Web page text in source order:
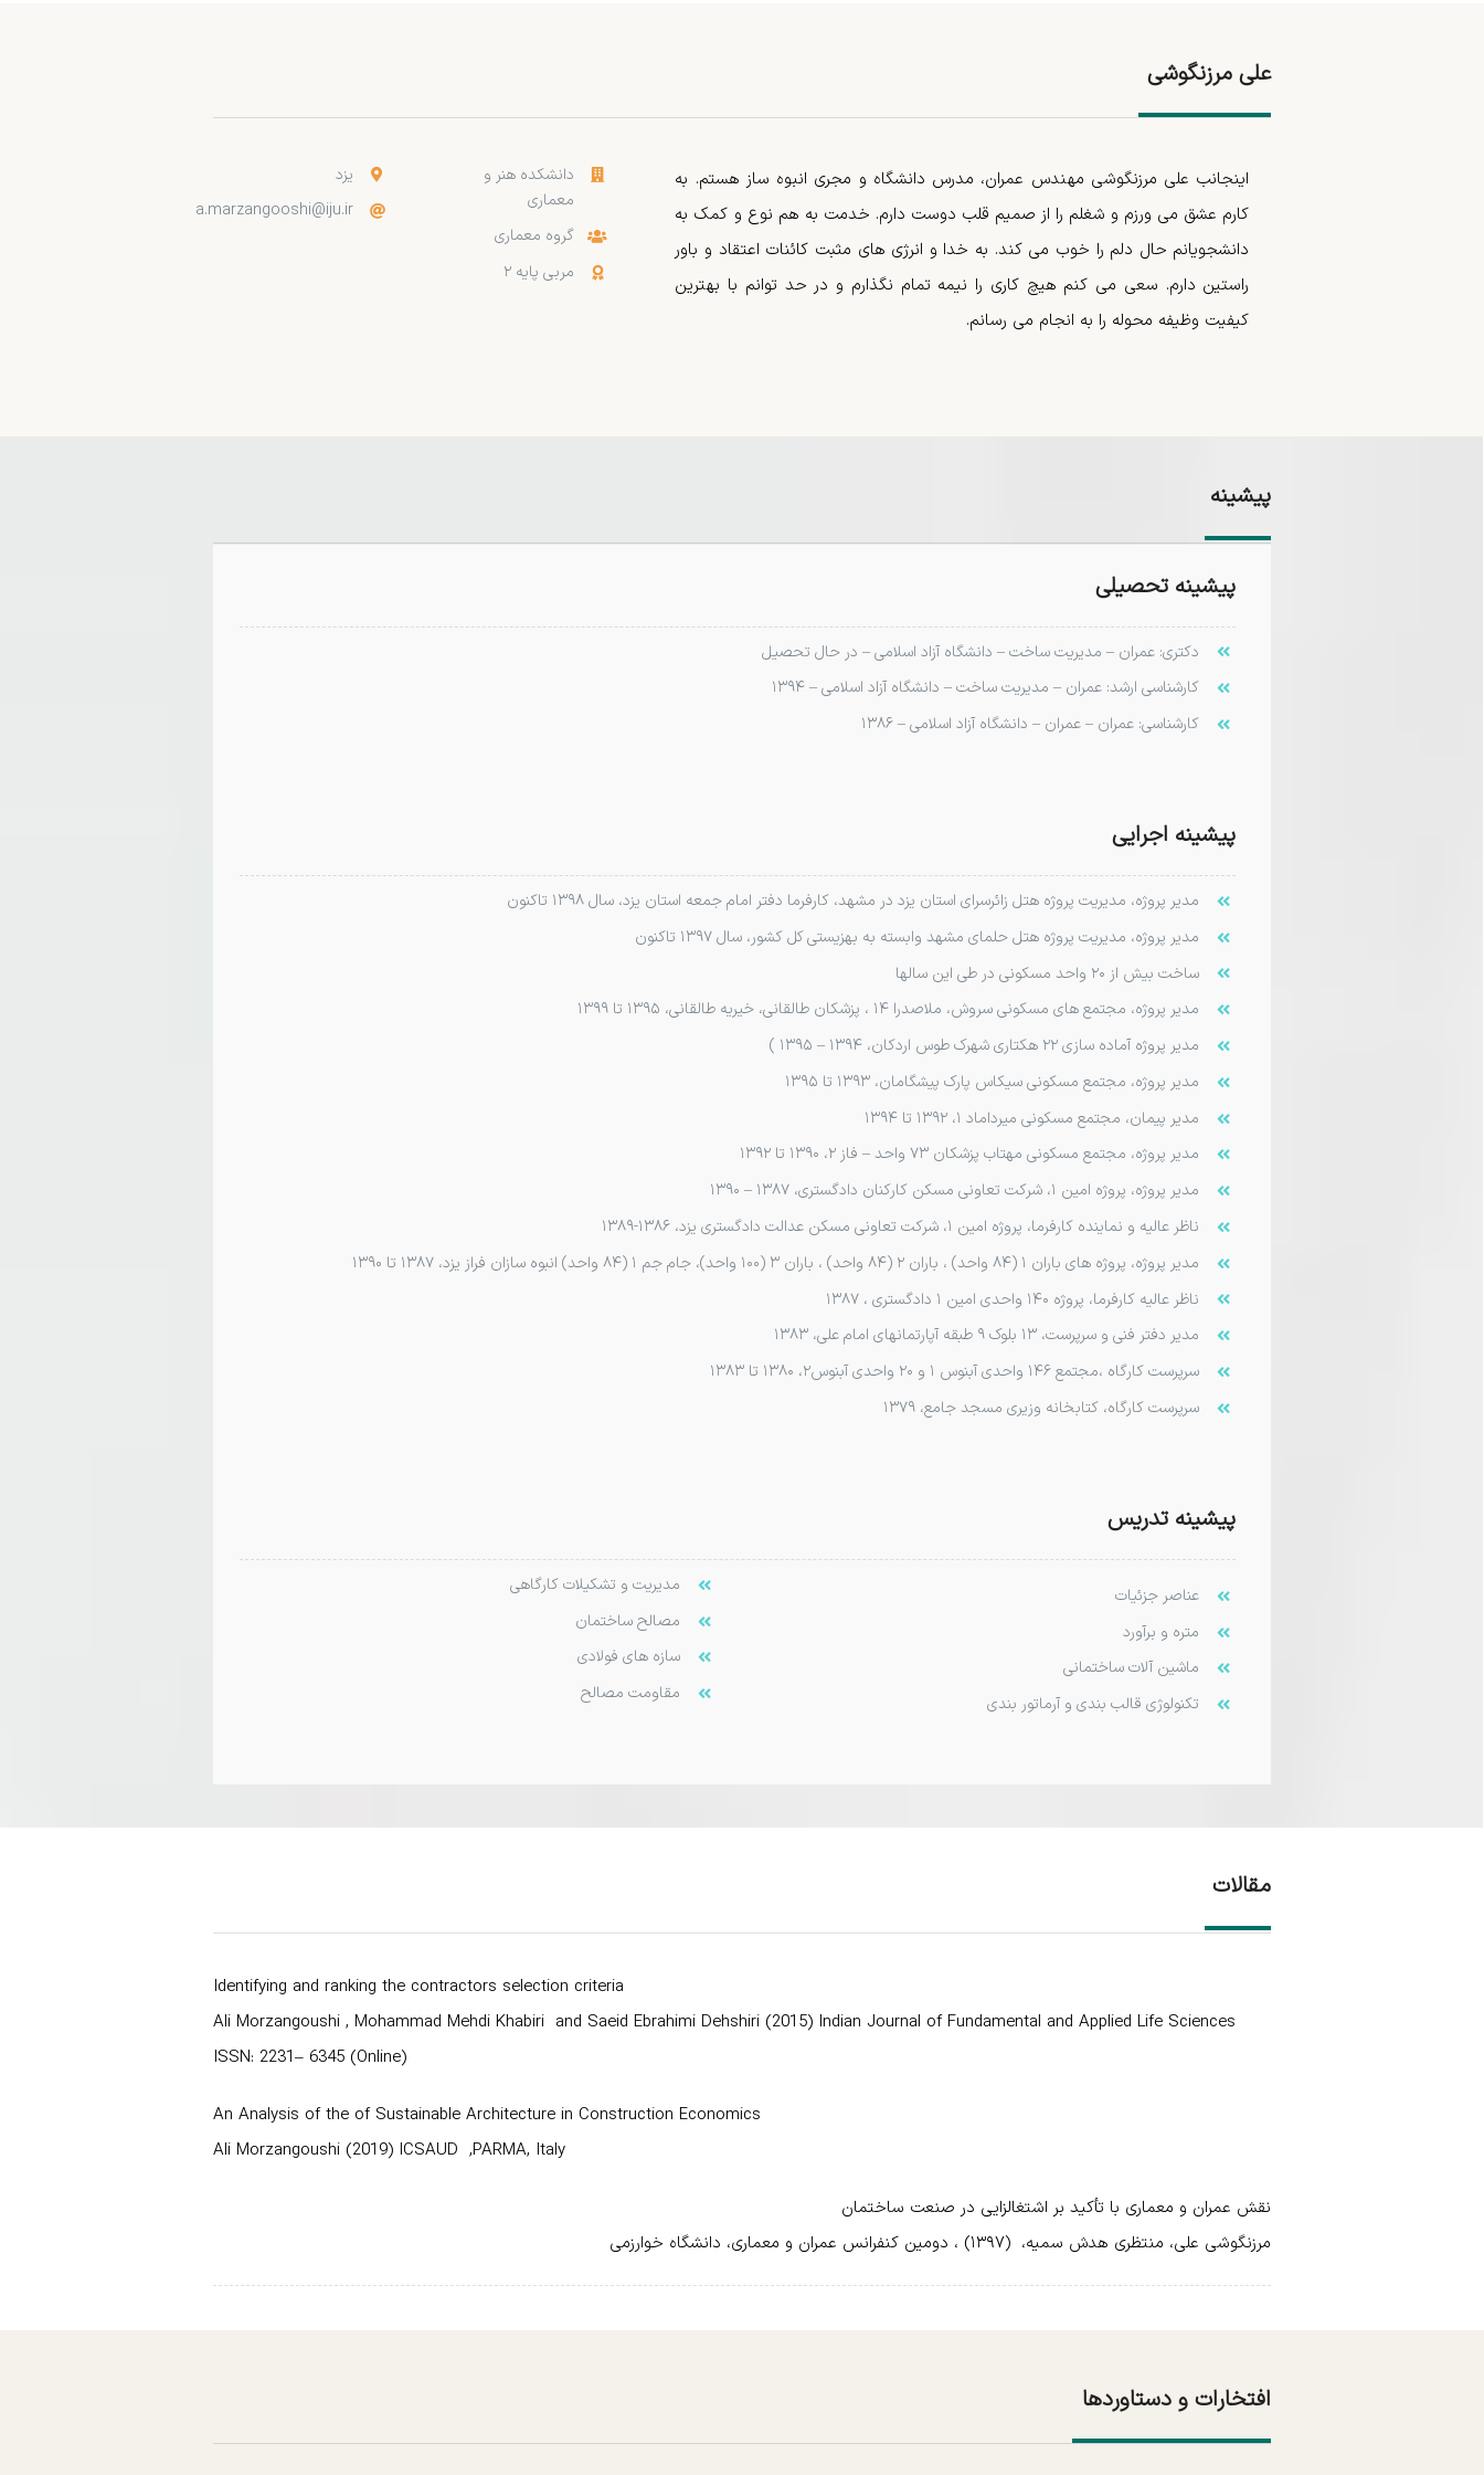
علی مرزنگوشی
اینجانب علی مرزنگوشی مهندس عمران، مدرس دانشگاه و مجری انبوه ساز هستم. به
کارم عشق می ورزم و شغلم را از صمیم قلب دوست دارم. خدمت به هم نوع و کمک به
دانشجویانم حال دلم را خوب می کند. به خدا و انرژی های مثبت کائنات اعتقاد و باور
راستین دارم. سعی می کنم هیچ کاری را نیمه تمام نگذارم و در حد توانم با بهترین
کیفیت وظیفه محوله را به انجام می رسانم.
دانشکده هنر و
معماری
گروه معماری
مربی پایه ۲
یزد
a.marzangooshi@iju.ir
پیشینه
پیشینه تحصیلی
دکتری: عمران – مدیریت ساخت – دانشگاه آزاد اسلامی – در حال تحصیل
کارشناسی ارشد: عمران – مدیریت ساخت – دانشگاه آزاد اسلامی – ۱۳۹۴
کارشناسی: عمران – عمران – دانشگاه آزاد اسلامی – ۱۳۸۶
پیشینه اجرایی
مدیر پروژه، مدیریت پروژه هتل زائرسرای استان یزد در مشهد، کارفرما دفتر امام جمعه استان یزد، سال ۱۳۹۸ تاکنون
مدیر پروژه، مدیریت پروژه هتل حلمای مشهد وابسته به بهزیستی کل کشور، سال ۱۳۹۷ تاکنون
ساخت بیش از ۲۰ واحد مسکونی در طی این سالها
مدیر پروژه، مجتمع های مسکونی سروش، ملاصدرا ۱۴ ، پزشکان طالقانی، خیریه طالقانی، ۱۳۹۵ تا ۱۳۹۹
مدیر پروژه آماده سازی ۲۲ هکتاری شهرک طوس اردکان، ۱۳۹۴ – ۱۳۹۵ )
مدیر پروژه، مجتمع مسکونی سیکاس پارک پیشگامان، ۱۳۹۳ تا ۱۳۹۵
مدیر پیمان، مجتمع مسکونی میرداماد ۱، ۱۳۹۲ تا ۱۳۹۴
مدیر پروژه، مجتمع مسکونی مهتاب پزشکان ۷۳ واحد – فاز ۲، ۱۳۹۰ تا ۱۳۹۲
مدیر پروژه، پروژه امین ۱، شرکت تعاونی مسکن کارکنان دادگستری، ۱۳۸۷ – ۱۳۹۰
ناظر عالیه و نماینده کارفرما، پروژه امین ۱، شرکت تعاونی مسکن عدالت دادگستری یزد، ۱۳۸۶-۱۳۸۹
مدیر پروژه، پروژه های باران ۱ (۸۴ واحد) ، باران ۲ (۸۴ واحد) ، باران ۳ (۱۰۰ واحد)، جام جم ۱ (۸۴ واحد) انبوه سازان فراز یزد، ۱۳۸۷ تا ۱۳۹۰
ناظر عالیه کارفرما، پروژه ۱۴۰ واحدی امین ۱ دادگستری ، ۱۳۸۷
مدیر دفتر فنی و سرپرست، ۱۳ بلوک ۹ طبقه آپارتمانهای امام علی، ۱۳۸۳
سرپرست کارگاه ،مجتمع ۱۴۶ واحدی آبنوس ۱ و ۲۰ واحدی آبنوس۲، ۱۳۸۰ تا ۱۳۸۳
سرپرست کارگاه، کتابخانه وزیری مسجد جامع، ۱۳۷۹
پیشینه تدریس
عناصر جزئیات
متره و برآورد
ماشین آلات ساختمانی
تکنولوژی قالب بندی و آرماتور بندی
مدیریت و تشکیلات کارگاهی
مصالح ساختمان
سازه های فولادی
مقاومت مصالح
مقالات
Identifying and ranking the contractors selection criteria
Ali Morzangoushi , Mohammad Mehdi Khabiri and Saeid Ebrahimi Dehshiri (2015) Indian Journal of Fundamental and Applied Life Sciences
ISSN: 2231– 6345 (Online)
An Analysis of the of Sustainable Architecture in Construction Economics
Ali Morzangoushi (2019) ICSAUD ,PARMA, Italy
نقش عمران و معماری با تأکید بر اشتغالزایی در صنعت ساختمان
مرزنگوشی علی، منتظری هدش سمیه، (۱۳۹۷) ، دومین کنفرانس عمران و معماری، دانشگاه خوارزمی
افتخارات و دستاوردها